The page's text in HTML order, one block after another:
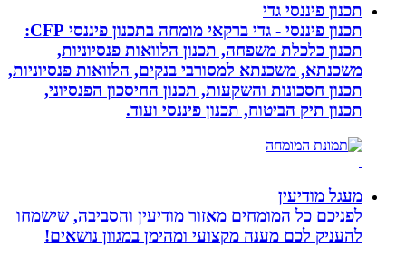
תכנון פיננסי גדי
תכנון פיננסי - גדי ברקאי מומחה בתכנון פיננסי CFP:
תכנון כלכלת משפחה, תכנון הלוואות פנסיוניות,
משכנתא, משכנתא למסורבי בנקים, הלוואות פנסיוניות,
תכנון חסכונות והשקעות, תכנון החיסכון הפנסיוני,
תכנון תיק הביטוח, תכנון פיננסי ועוד.
מעגל מודיעין
לפניכם כל המומחים מאזור מודיעין והסביבה, שישמחו
להעניק לכם מענה מקצועי ומהימן במגוון נושאים!